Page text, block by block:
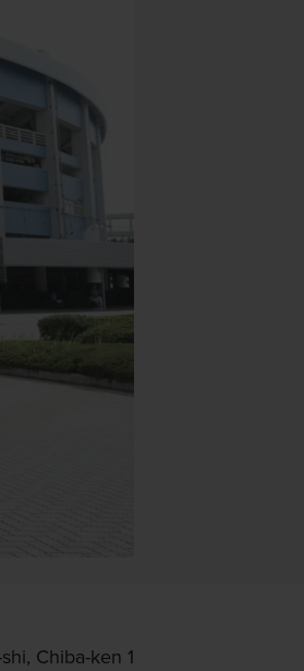
1 Mihama, Mihama-ku, Chiba-shi, Chiba-ken